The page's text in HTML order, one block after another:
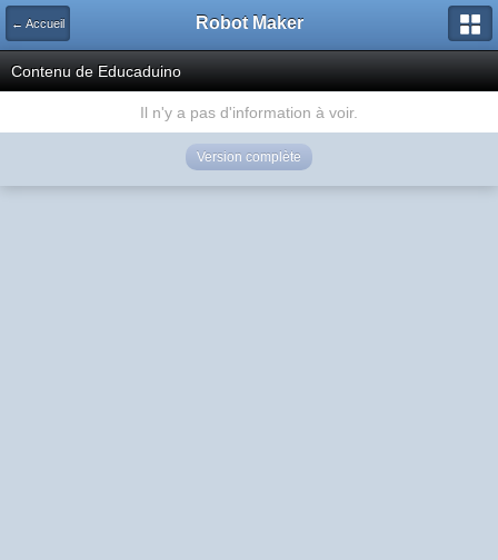
← Accueil Robot Maker
Contenu de Educaduino
Il n'y a pas d'information à voir.
Version complète